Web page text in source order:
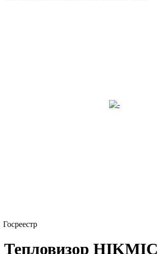
Госреестр
Тепловизор